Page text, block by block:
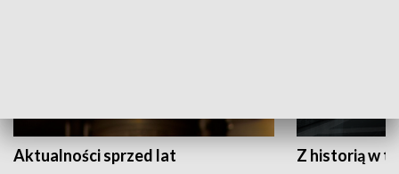
Aktualności sprzed lat Z historią w